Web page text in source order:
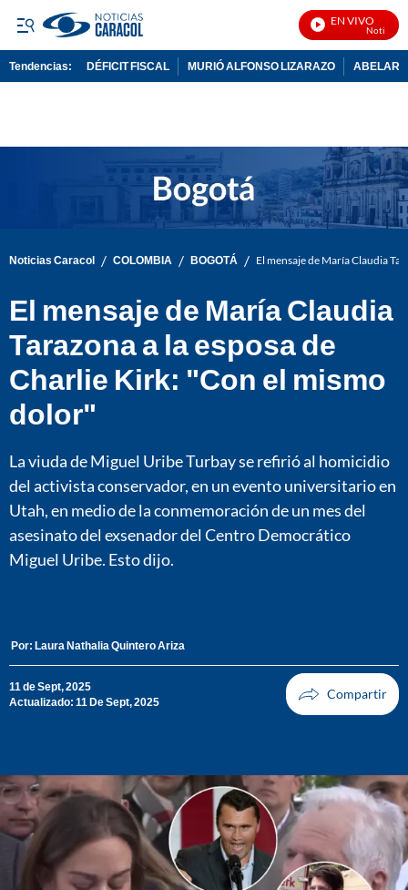
EN VIVO
Noticias
Tendencias: DÉFICIT FISCAL MURIÓ ALFONSO LIZARAZO
Noticias Caracol / COLOMBIA / BOGOTÁ / El mensaje de María Claudia
El mensaje de María Claudia
Tarazona a la esposa de
Charlie Kirk: "Con el mismo
dolor"
La viuda de Miguel Uribe Turbay se refirió al homicidio
del activista conservador, en un evento universitario en
Utah, en medio de la conmemoración de un mes del
asesinato del exsenador del Centro Democrático
Miguel Uribe. Esto dijo.
Por: Laura Nathalia Quintero Ariza
11 de Sept, 2025
Actualizado: 11 De Sept, 2025